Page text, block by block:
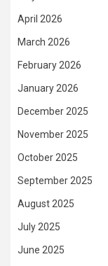
April 2026
March 2026
February 2026
January 2026
December 2025
November 2025
October 2025
September 2025
August 2025
July 2025
June 2025